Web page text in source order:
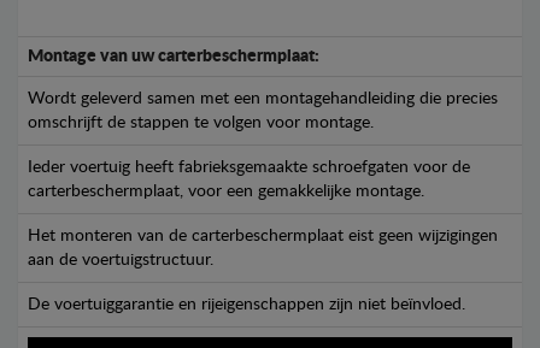
Montage van uw carterbeschermplaat:
Wordt geleverd samen met een montagehandleiding die precies
omschrijft de stappen te volgen voor montage.
Ieder voertuig heeft fabrieksgemaakte schroefgaten voor de
carterbeschermplaat, voor een gemakkelijke montage.
Het monteren van de carterbeschermplaat eist geen wijzigingen
aan de voertuigstructuur.
De voertuiggarantie en rijeigenschappen zijn niet beïnvloed.